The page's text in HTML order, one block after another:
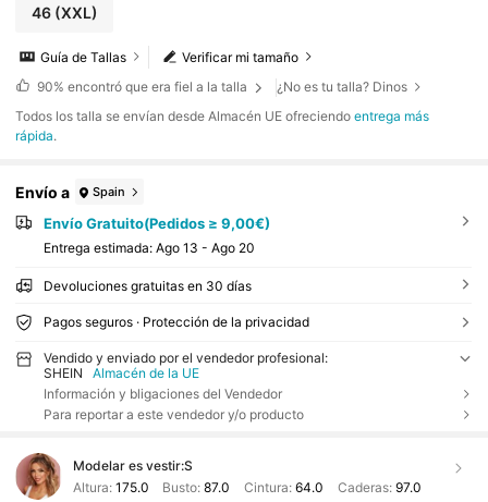
46(XXL)
Verificar mi tamaño
Guía de Tallas
90% encontró que era fiel a la talla
¿No es tu talla? Dinos
Todos los talla se envían desde Almacén UE ofreciendoentrega más
rápida.
Envío a Spain
Envío Gratuito(Pedidos ≥ 9,00€)
Entrega estimada: Ago 13 - Ago 20
Devoluciones gratuitas en 30 días
Pagos seguros · Protección de la privacidad
Vendido y enviado por el vendedor profesional:
SHEIN
Almacén de la UE
Información y bligaciones del Vendedor
Para reportar a este vendedor y/o producto
Modelar es vestir:S
Altura: 175.0 Busto:87.0 Cintura: 64.0 Caderas: 97.0